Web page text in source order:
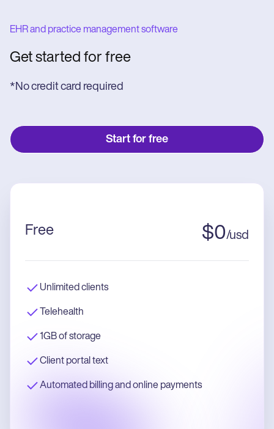
EHR and practice management software
Get started for free
*No credit card required
Start for free
Free $0/usd
Unlimited clients
Telehealth
1GB of storage
Client portal text
Automated billing and online payments